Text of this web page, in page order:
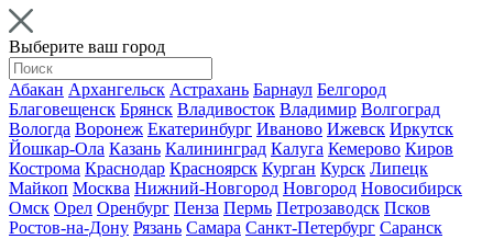
Выберите ваш город
Абакан Архангельск Астрахань Барнаул Белгород
Благовещенск Брянск Владивосток Владимир Волгоград
Вологда Воронеж Екатеринбург Иваново Ижевск Иркутск
Йошкар-Ола Казань Калининград Калуга Кемерово Киров
Кострома Краснодар Красноярск Курган Курск Липецк
Майкоп Москва Нижний-Новгород Новгород Новосибирск
Омск Орел Оренбург Пенза Пермь Петрозаводск Псков
Ростов-на-Дону Рязань Самара Санкт-Петербург Саранск